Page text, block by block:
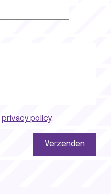
privacy policy.
Verzenden